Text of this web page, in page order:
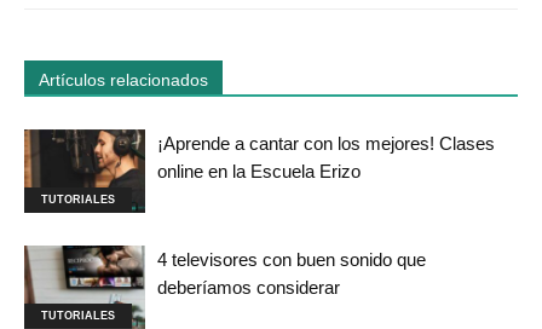
Artículos relacionados
TUTORIALES
¡Aprende a cantar con los mejores! Clases
online en la Escuela Erizo
TUTORIALES
4 televisores con buen sonido que
deberíamos considerar